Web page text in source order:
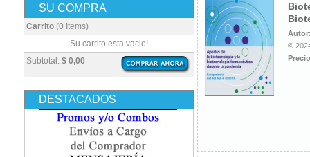
Dermatología
Diagnóstico por Imagen / Radiología
Embriología
Enfermería
Epidemiología
Farmacia / Farmacología
Fisiatría / Kinesiología
Fisiología / Fisiopatología
SU COMPRA
Carrito (0 Items)
Subtotal: $ 0,00
Su carrito esta vacio!
DESTACADOS
©